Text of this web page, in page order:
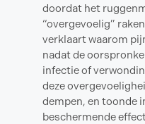
doordat het
“overgevoelig”
verklaart waarom
nadat de
infectie of
deze
dempen, en toonde
beschermende